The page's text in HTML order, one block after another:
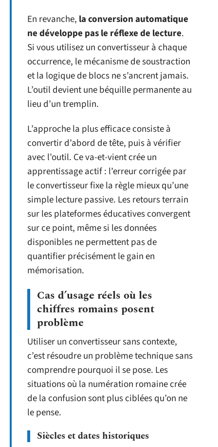
En revanche, la conversion automatique
ne développe pas le réflexe de lecture.
Si vous utilisez un convertisseur à chaque
occurrence, le mécanisme de soustraction
et la logique de blocs ne s’ancrent jamais.
L’outil devient une béquille permanente au
lieu d’un tremplin.
L’approche la plus efficace consiste à
convertir d’abord de tête, puis à vérifier
avec l’outil. Ce va-et-vient crée un
apprentissage actif : l’erreur corrigée par
le convertisseur fixe la règle mieux qu’une
simple lecture passive. Les retours terrain
sur les plateformes éducatives convergent
sur ce point, même si les données
disponibles ne permettent pas de
quantifier précisément le gain en
mémorisation.
Cas d’usage réels où les
chiffres romains posent
problème
Utiliser un convertisseur sans contexte,
c’est résoudre un problème technique sans
comprendre pourquoi il se pose. Les
situations où la numération romaine crée
de la confusion sont plus ciblées qu’on ne
le pense.
Siècles et dates historiques